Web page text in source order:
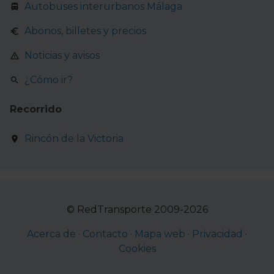
Autobuses interurbanos Málaga
Abonos, billetes y precios
Noticias y avisos
¿Cómo ir?
Recorrido
Rincón de la Victoria
© RedTransporte 2009-2026
Acerca de · Contacto · Mapa web · Privacidad ·
Cookies